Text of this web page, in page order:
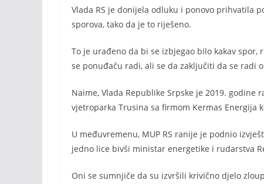
Vlada RS je donijela odluku i ponovo prihvatila
sporova, tako da je to riješeno.
To je urađeno da bi se izbjegao bilo kakav spor,
se ponuđaču radi, ali se da zaključiti da se radi
Naime, Vlada Republike Srpske je 2019.
vjetroparka Trusina sa firmom Kermas Energija
U međuvremenu, MUP RS ranije je podnio
jedno lice bivši ministar energetike i rudarstva
Oni se sumnjiče da su izvršili krivično djelo